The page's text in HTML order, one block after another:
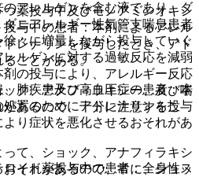
薬投与中及びモノアミンオキシ
与中の患者：本剤によるアレル
レナリンを投与したとき、アド
ことがある。
肺疾患及び高血圧症の患者：本
置のためにアドレナリンを投与
り症状を悪化させるおそれがあ
イド薬投与中の患者：全身性ス
アレルゲンを含む液であり、ダ
ニアレルギー性気管支喘息患者
々に増量しながら投与していく
ルゲンに対する過敏反応を減弱
の投与により、アレルギー反応
ク、アナフィラキシー、及び喘
あるので、十分に注意するこ
て、ショック、アナフィラキシ
それがあるので、常に、ショッ